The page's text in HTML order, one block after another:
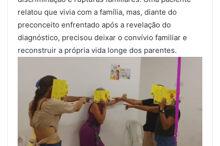
relatou que vivia com a família, mas, diante do
preconceito enfrentado após a revelação do
diagnóstico, precisou deixar o convívio familiar e
reconstruir a própria vida longe dos parentes.